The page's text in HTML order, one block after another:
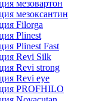
мезовартон
мезоксантин
Filorga
Plinest
Plinest Fast
Revi Silk
Revi strong
Revi eye
PROFHILO